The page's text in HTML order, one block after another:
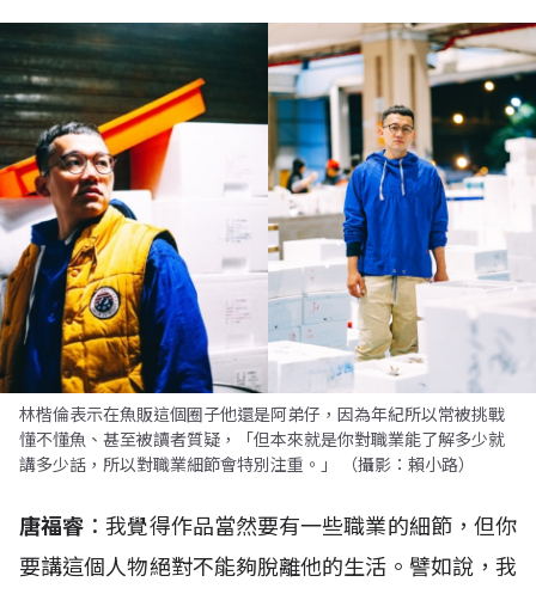
林楷倫表示在魚販這個圈子他還是阿弟仔，因為年紀所以常被挑戰
懂不懂魚、甚至被讀者質疑，「但本來就是你對職業能了解多少就
講多少話，所以對職業細節會特別注重。」 （攝影：賴小路）
唐福睿 ：我覺得作品當然要有一些職業的細節，但你
要講這個人物絕對不能夠脫離他的生活。譬如說，我